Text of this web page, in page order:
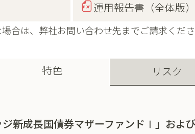
運用報告書（全体版）
合は、弊社お問い合わせ先までご請求くださ
特色 リスク
ジ新成長国債券マザーファンドⅠ」およ